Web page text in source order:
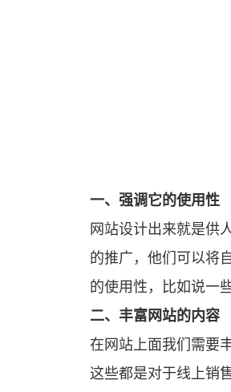
一、强调它的使用性
网站设计出来就是供人们浏览的，特别是现在随着各行各业的竞争压力越来越大，祝你越来越多的公司都选择设计自己的网站。因为通过网站
的推广，他们可以将
的使用性，比如说一
二、丰富网站的内容
在网站上面我们需要丰富自己公司的内容，包括公司的历史沿革，公司的品牌力量以及公司的产品，当然还要有公司的售后服务渠道，当然，
这些都是对于线上销